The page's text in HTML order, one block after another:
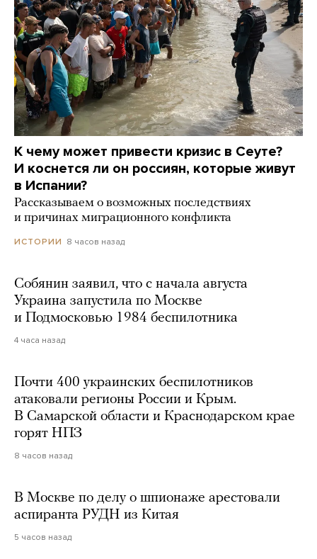
К чему может привести кризис в Сеуте?
И коснется ли он россиян, которые живут
в Испании?
Рассказываем о возможных последствиях
и причинах миграционного конфликта
ИСТОРИИ 8 часов назад
Собянин заявил, что с начала августа
Украина запустила по Москве
и Подмосковью 1984 беспилотника
4 часа назад
Почти 400 украинских беспилотников
атаковали регионы России и Крым.
В Самарской области и Краснодарском крае
горят НПЗ
8 часов назад
В Москве по делу о шпионаже арестовали
аспиранта РУДН из Китая
5 часов назад